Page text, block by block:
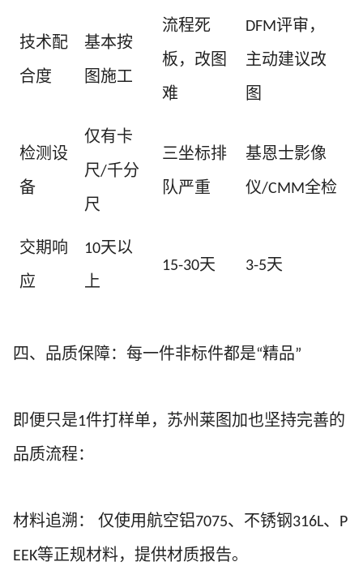
技术配
合度
基本按
图施工
流程死
板，改图
难
DFM评审，
主动建议改
图
检测设
备
仅有卡
尺/千分
尺
三坐标排
队严重
基恩士影像
仪/CMM全检
交期响
应
10天以
上
15-30天 3-5天
四、品质保障：每一件非标件都是“精品”
即便只是1件打样单，苏州莱图加也坚持完善的
品质流程：
材料追溯： 仅使用航空铝7075、不锈钢 316L、 P
EEK等正规材料，提供材质报告。